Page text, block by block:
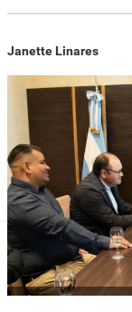
Janette Linares